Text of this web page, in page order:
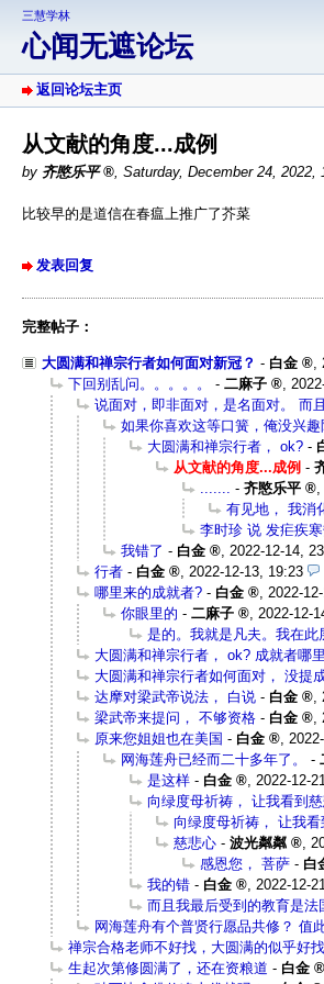
三慧学林
心闻无遮论坛
返回论坛主页
从文献的角度...成例
by 齐愍乐平 , Saturday, December 24, 2022,
比较早的是道信在春瘟上推广了芥菜
发表回复
完整帖子：
大圆满和禅宗行者如何面对新冠？ - 白金
下回别乱问。。。。。
- 二麻子
说面对，即非面对，是名面对。 而
如果你喜欢这等口簧，俺没兴趣
大圆满和禅宗行者， ok? -
从文献的角度...成例 -
-齐愍乐平
有见地， 我消
李时珍 说 发疟疾
我错了 - 白金
2022-12-14,
行者 - 白金
2022-12-13, 19:23
哪里来的成就者? - 白金
2022-
你眼里的 - 二麻子
2022-12-
是的。我就是凡夫。我在此
大圆满和禅宗行者， ok? 成就者哪
大圆满和禅宗行者如何面对， 没提
达摩对梁武帝说法， 白说 - 白金
梁武帝来提问， 不够资格 - 白金
原来您姐姐也在美国 - 白金
网海莲舟已经而二十多年了。
-
是这样 - 白金
2022-12-
向绿度母祈祷， 让我看到
向绿度母祈祷， 让我
慈悲心 - 波光粼粼
感恩您， 菩萨 - 白
我的错 - 白金
2022-12-
而且我最后受到的教育是法
网海莲舟有个普贤行愿品共修？ 值
禅宗合格老师不好找，大圆满的似乎好
生起次第修圆满了，还在资粮道 - 白金